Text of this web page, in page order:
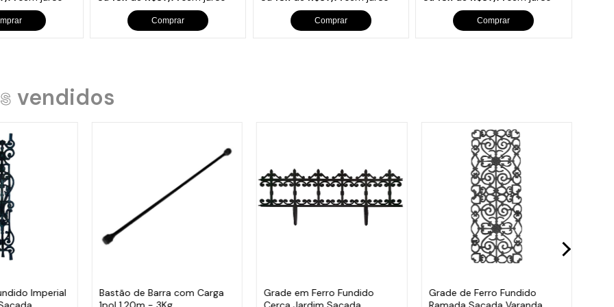
Comprar Comprar Comprar
vendidos
Imperial
Bastão de Barra com Carga
Grade em Ferro Fundido
Grade de Ferro Fundido